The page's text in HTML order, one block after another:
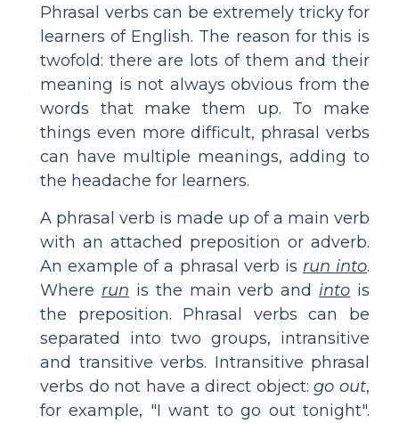
Phrasal verbs can be extremely tricky for
learners of English. The reason for this is
twofold: there are lots of them and their
meaning is not always obvious from the
words that make them up. To make
things even more difficult, phrasal verbs
can have multiple meanings, adding to
the headache for learners.
A phrasal verb is made up of a main verb
with an attached preposition or adverb.
An example of a phrasal verb is run into.
Where run is the main verb and into is
the preposition. Phrasal verbs can be
separated into two groups, intransitive
and transitive verbs. Intransitive phrasal
verbs do not have a direct object:go out,
for example, "I want to go out tonight".